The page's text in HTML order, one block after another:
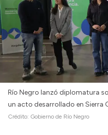
Río Negro lanzó diplomatura
un acto desarrollado en Sierra
Crédito: Gobierno de Río Negro